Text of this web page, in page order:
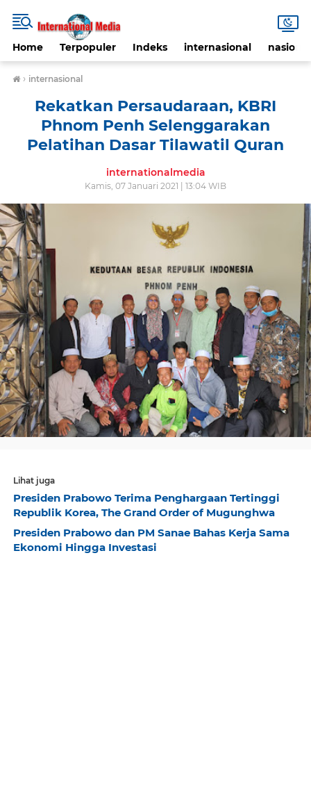
Home Terpopuler Indeks internasional nasional
› internasional
Rekatkan Persaudaraan, KBRI
Phnom Penh Selenggarakan
Pelatihan Dasar Tilawatil Quran
internationalmedia
Kamis, 07 Januari 2021 | 13:04 WIB
Lihat juga
Presiden Prabowo Terima Penghargaan Tertinggi
Republik Korea, The Grand Order of Mugunghwa
Presiden Prabowo dan PM Sanae Bahas Kerja Sama
Ekonomi Hingga Investasi